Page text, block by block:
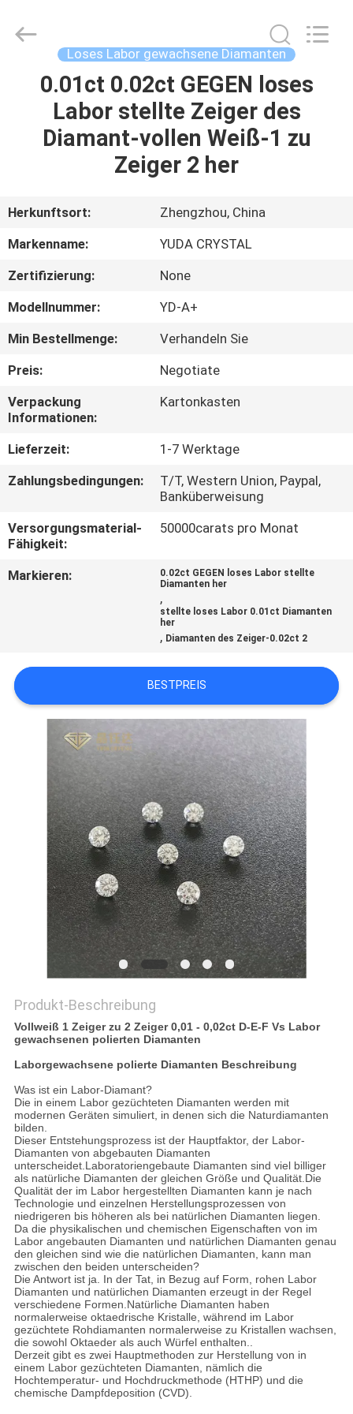
HAUS
PRODUKTE
UNS
AUSFLUG
QUALITÄTSKONTROLLE
TRETEN
SIE
MIT
UNS
VERBINDUNG
NACHRICHTEN
SITEMAP
PRIVACY
POLICY
Crystal
Co.,Ltd.
Loses Labor gewachsene Diamanten
0.01ct 0.02ct GEGEN loses
Labor stellte Zeiger des
Diamant-vollen Weiß-1 zu
Zeiger 2 her
Herkunftsort:
Zhengzhou, China
Markenname:
YUDA CRYSTAL
Zertifizierung:
None
Modellnummer:
YD-A+
Min Bestellmenge:
Verhandeln Sie
Preis:
Negotiate
Verpackung
Informationen:
Kartonkasten
Lieferzeit:
1-7 Werktage
Zahlungsbedingungen:
T/T, Western Union, Paypal,
Banküberweisung
Versorgungsmaterial-
Fähigkeit:
50000carats pro Monat
Markieren:
0.02ct GEGEN loses Labor stellte
Diamanten her
,
stellte loses Labor 0.01ct Diamanten
her
, Diamanten des Zeiger-0.02ct 2
BESTPREIS
Produkt-Beschreibung
Vollweiß 1 Zeiger zu 2 Zeiger 0,01 - 0,02ct D-E-F Vs Labor
gewachsenen polierten Diamanten
Laborgewachsene polierte Diamanten Beschreibung
Was ist ein Labor-Diamant?
Die in einem Labor gezüchteten Diamanten werden mit
modernen Geräten simuliert, in denen sich die Naturdiamanten
bilden.
Dieser Entstehungsprozess ist der Hauptfaktor, der Labor-
Diamanten von abgebauten Diamanten
unterscheidet.Laboratoriengebaute Diamanten sind viel billiger
als natürliche Diamanten der gleichen Größe und Qualität.Die
Qualität der im Labor hergestellten Diamanten kann je nach
Technologie und einzelnen Herstellungsprozessen von
niedrigeren bis höheren als bei natürlichen Diamanten liegen.
Da die physikalischen und chemischen Eigenschaften von im
Labor angebauten Diamanten und natürlichen Diamanten genau
den gleichen sind wie die natürlichen Diamanten, kann man
zwischen den beiden unterscheiden?
Die Antwort ist ja. In der Tat, in Bezug auf Form, rohen Labor
Diamanten und natürlichen Diamanten erzeugt in der Regel
verschiedene Formen.Natürliche Diamanten haben
normalerweise oktaedrische Kristalle, während im Labor
gezüchtete Rohdiamanten normalerweise zu Kristallen wachsen,
die sowohl Oktaeder als auch Würfel enthalten..
Derzeit gibt es zwei Hauptmethoden zur Herstellung von in
einem Labor gezüchteten Diamanten, nämlich die
Hochtemperatur- und Hochdruckmethode (HTHP) und die
chemische Dampfdeposition (CVD).